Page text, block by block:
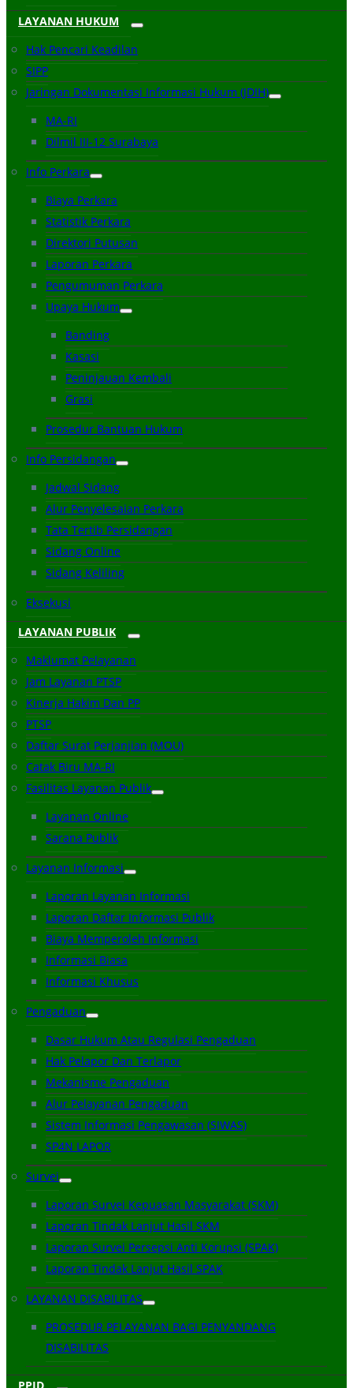
LAYANAN HUKUM
Hak Pencari Keadilan
SIPP
Jaringan Dokumentasi Informasi Hukum (JDIH)
MA-RI
Dilmil III-12 Surabaya
Info Perkara
Biaya Perkara
Statistik Perkara
Direktori Putusan
Laporan Perkara
Pengumuman Perkara
Upaya Hukum
Banding
Kasasi
Peninjauan Kembali
Grasi
Prosedur Bantuan Hukum
Info Persidangan
Jadwal Sidang
Alur Penyelesaian Perkara
Tata Tertib Persidangan
Sidang Online
Sidang Keliling
Eksekusi
LAYANAN PUBLIK
Maklumat Pelayanan
Jam Layanan PTSP
Kinerja Hakim Dan PP
PTSP
Daftar Surat Perjanjian (MOU)
Catak Biru MA-RI
Fasilitas Layanan Publik
Layanan Online
Sarana Publik
Layanan Informasi
Laporan Layanan Informasi
Laporan Daftar Informasi Publik
Biaya Memperoleh Informasi
Informasi Biasa
Informasi Khusus
Pengaduan
Dasar Hukum Atau Regulasi Pengaduan
Hak Pelapor Dan Terlapor
Mekanisme Pengaduan
Alur Pelayanan Pengaduan
Sistem Informasi Pengawasan (SIWAS)
SP4N LAPOR
Survei
Laporan Survei Kepuasan Masyarakat (SKM)
Laporan Tindak Lanjut Hasil SKM
Laporan Survei Persepsi Anti Korupsi (SPAK)
Laporan Tindak Lanjut Hasil SPAK
LAYANAN DISABILITAS
PROSEDUR PELAYANAN BAGI PENYANDANG
DISABILITAS